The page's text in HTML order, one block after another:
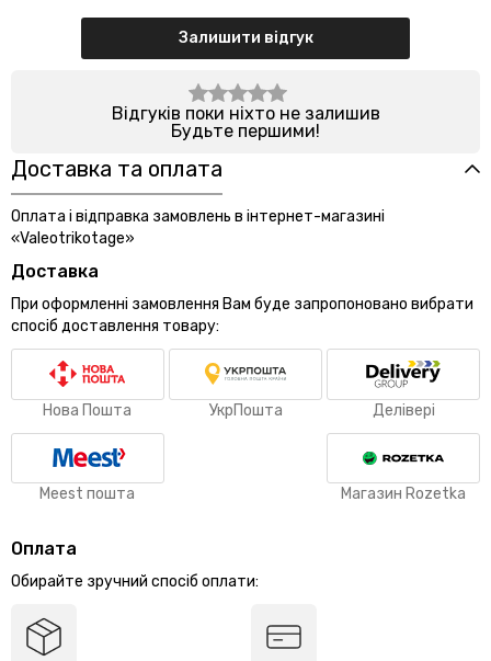
Залишити відгук
Відгуків поки ніхто не залишив
Будьте першими!
Доставка та оплата
Оплата і відправка замовлень в інтернет-магазині
«Valeotrikotage»
Доставка
При оформленні замовлення Вам буде запропоновано вибрати
спосіб доставлення товару:
Нова Пошта УкрПошта Делівері
Meest пошта Магазин Rozetka
Оплата
Обирайте зручний спосіб оплати: